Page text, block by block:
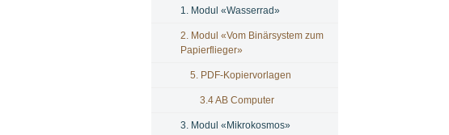
1. Modul «Wasserrad»
2. Modul «Vom Binärsystem zum
Papierflieger»
5. PDF-Kopiervorlagen
3.4 AB Computer
3. Modul «Mikrokosmos»